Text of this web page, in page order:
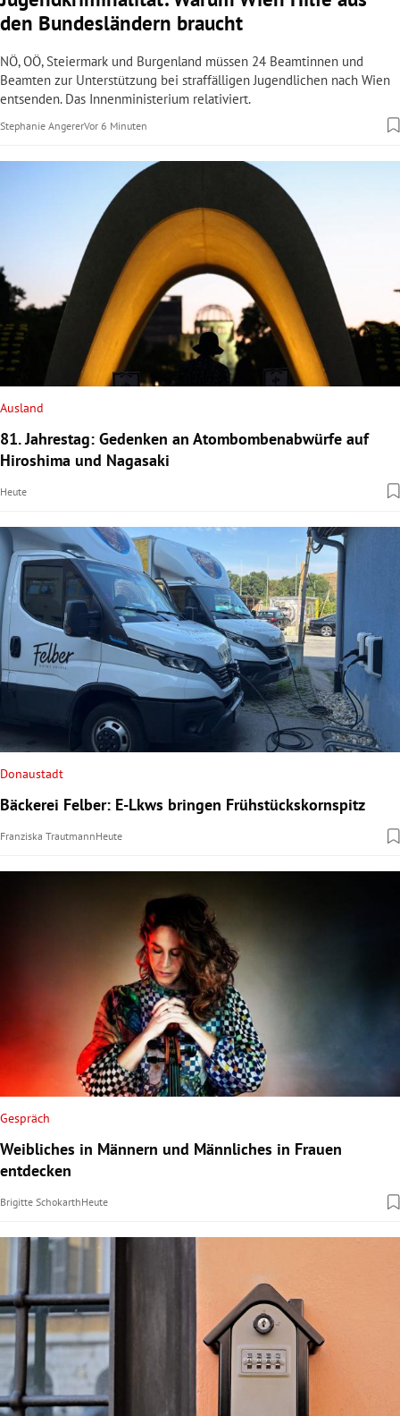
den Bundesländern braucht
NÖ, OÖ, Steiermark und Burgenland müssen 24 Beamtinnen und
Beamten zur Unterstützung bei straffälligen Jugendlichen nach Wien
entsenden. Das Innenministerium relativiert.
Stephanie AngererVor 6 Minuten
Ausland
81. Jahrestag: Gedenken an Atombombenabwürfe auf
Hiroshima und Nagasaki
Heute
Donaustadt
Bäckerei Felber: E-Lkws bringen Frühstückskornspitz
Franziska TrautmannHeute
Gespräch
Weibliches in Männern und Männliches in Frauen
entdecken
Brigitte SchokarthHeute